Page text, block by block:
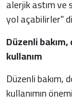
alerjik astım
yol açabilirler"
Düzenli bakım,
kullanım
Düzenli bakım,
kullanımın